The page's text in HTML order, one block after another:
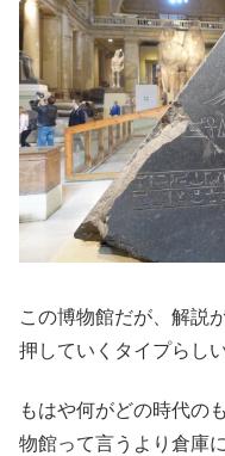
この博物館だが、解説
押していくタイプらしい
もはや何がどの時代の
物館って言うより倉庫